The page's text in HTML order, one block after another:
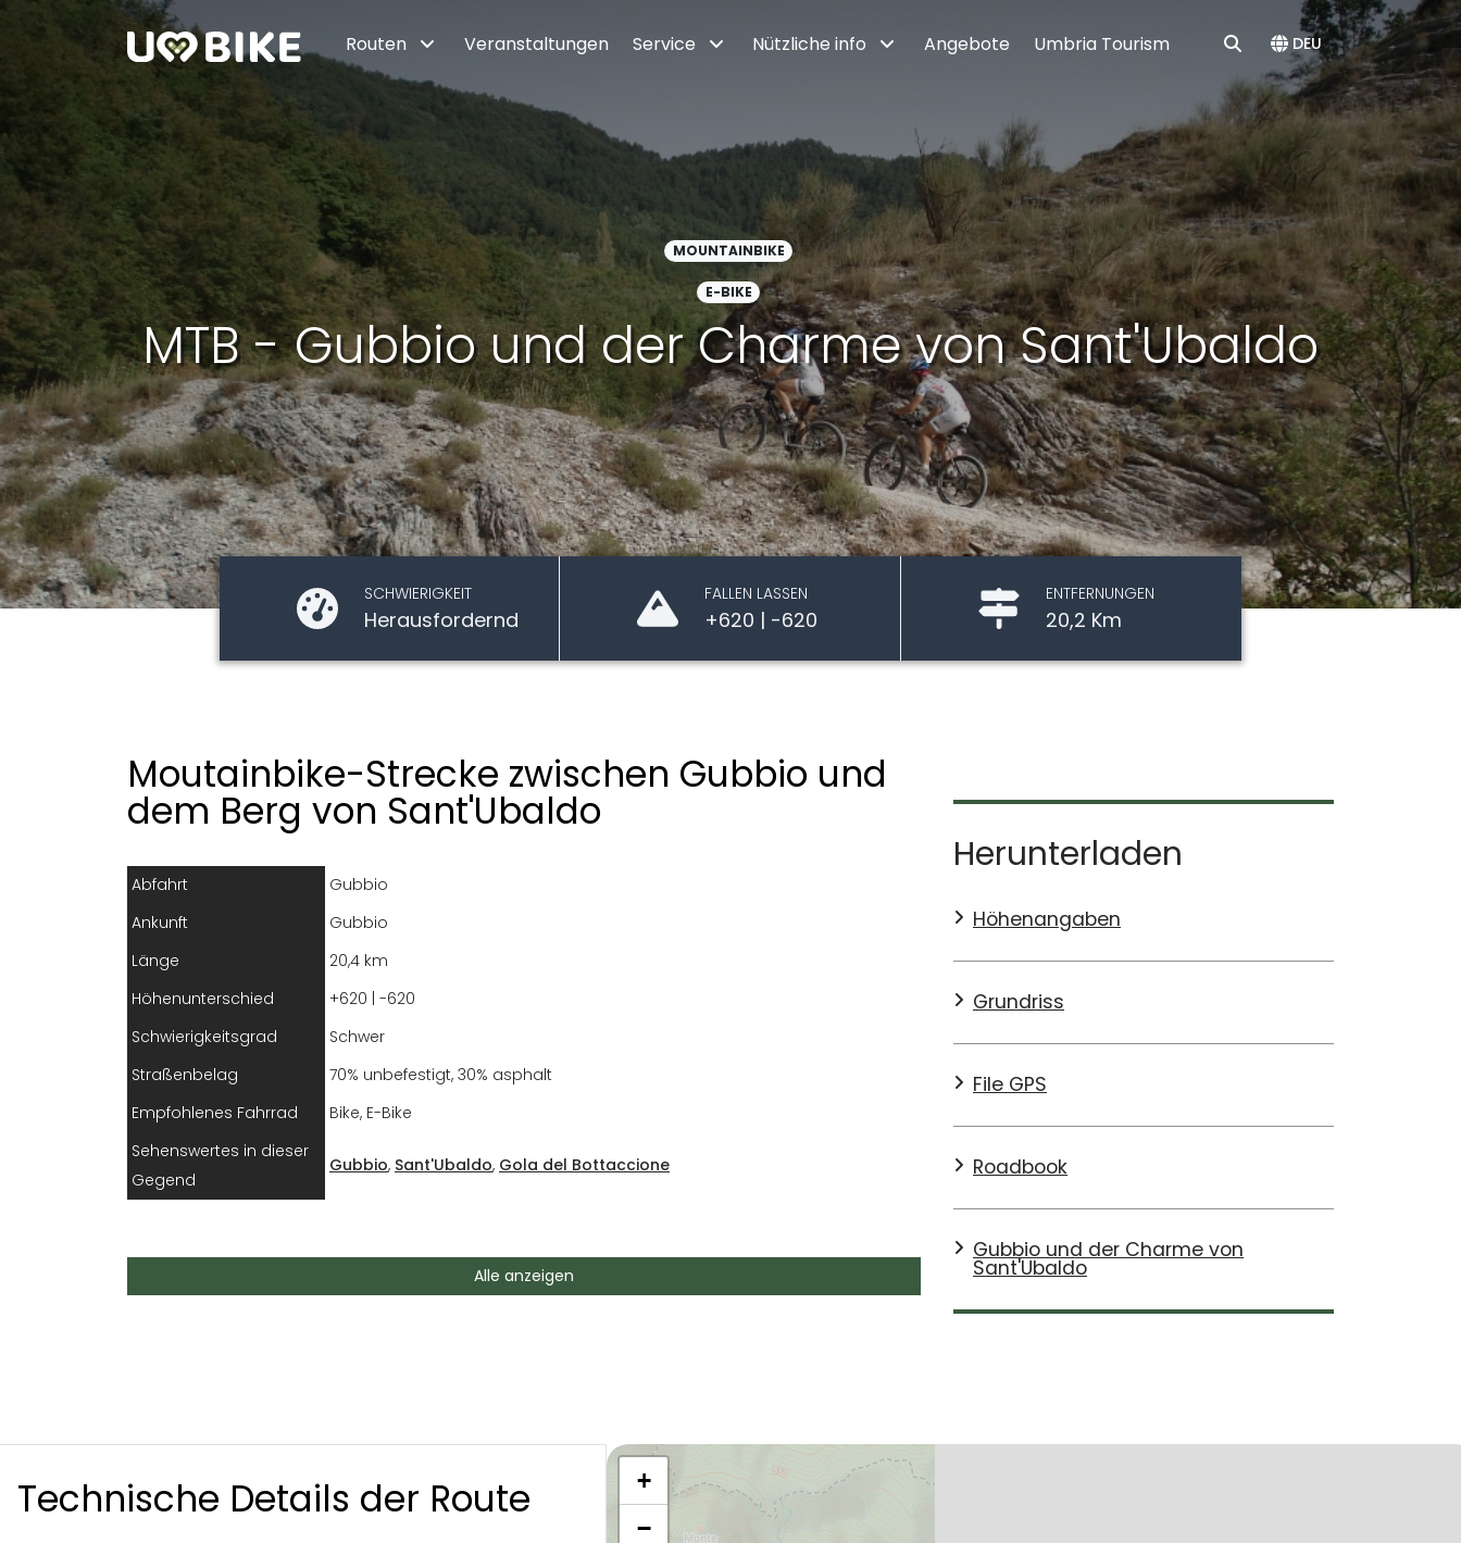
Zum Hauptinhalt springen
Routen
Veranstaltungen Service Nützliche info Angebote Umbria Tourism DEU
MOUNTAINBIKE
E-BIKE
MTB - Gubbio und der Charme von Sant'Ubaldo
SCHWIERIGKEIT
Herausfordernd
FALLEN LASSEN
+620 | -620
ENTFERNUNGEN
20,2 Km
Moutainbike-Strecke zwischen Gubbio und
dem Berg von Sant'Ubaldo
Abfahrt
Gubbio
Ankunft
Gubbio
Länge
20,4 km
Höhenunterschied
+620 | -620
Schwierigkeitsgrad
Schwer
Straßenbelag
70% unbefestigt, 30% asphalt
Empfohlenes Fahrrad
Bike, E-Bike
Sehenswertes in dieser
Gegend
Gubbio, Sant'Ubaldo, Gola del Bottaccione
Die Strecke beginnt amRömischen Amphitheatervon Gubbio und erstreckt sich
über die Berge, die über die Stadt Sant'Ubaldo emporragen. Die Route ist kurz, es
aber sicherlich von Nöten.
SIEHE DETAILS AUFKOMOOT
Alle anzeigen
Herunterladen
Höhenangaben
Grundriss
File GPS
Roadbook
Gubbio und der Charme von
Sant'Ubaldo
Technische Details der Route
+
−